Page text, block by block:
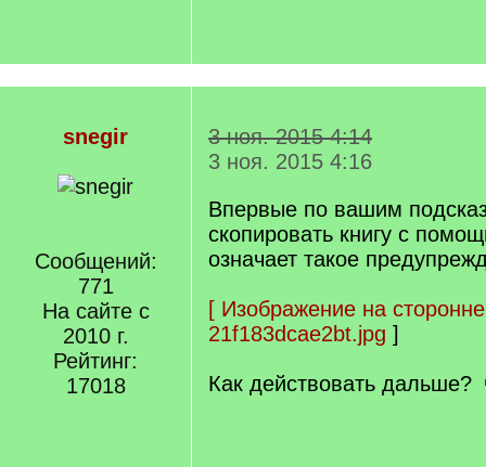
snegir
Сообщений:
771
На сайте с
2010 г.
Рейтинг:
17018
3 ноя. 2015 4:14
3 ноя. 2015 4:16
Впервые по вашим
скопировать книгу с
означает такое
[ Изображение на
21f183dcae2bt.jpg ]
Как действовать дальше?